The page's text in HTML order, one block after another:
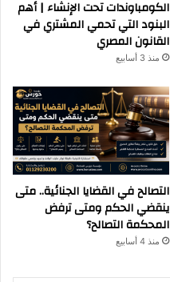
الكومباوندات تحت الإنشاء | أهم
البنود التي تحمي المشتري في
القانون المصري
منذ 3 أسابيع
التصالح في القضايا الجنائية.. متى
ينقضي الحكم ومتى ترفض
المحكمة التصالح؟
منذ 4 أسابيع